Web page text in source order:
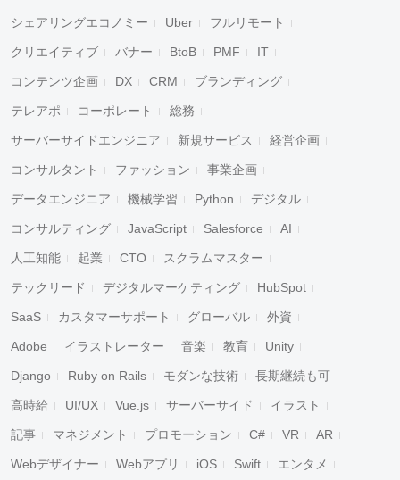
シェアリングエコノミー Uber フルリモート
クリエイティブ バナー BtoB PMF IT
コンテンツ企画 DX CRM ブランディング
テレアポ コーポレート 総務
サーバーサイドエンジニア 新規サービス 経営企画
コンサルタント ファッション 事業企画
データエンジニア 機械学習 Python デジタル
コンサルティング JavaScript Salesforce AI
人工知能 起業 CTO スクラムマスター
テックリード デジタルマーケティング HubSpot
SaaS カスタマーサポート グローバル 外資
Adobe イラストレーター 音楽 教育 Unity
Django Ruby on Rails モダンな技術 長期継続も可
高時給 UI/UX Vue.js サーバーサイド イラスト
記事 マネジメント プロモーション C# VR AR
Webデザイナー Webアプリ iOS Swift エンタメ